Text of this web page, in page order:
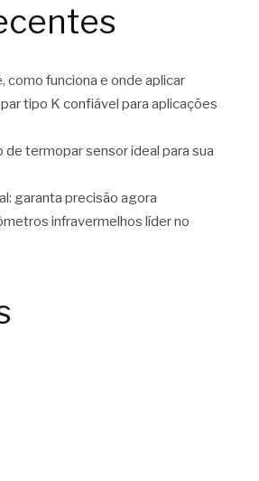
como funciona e onde aplicar
tipo K confiável para aplicações
termopar sensor ideal para sua
garanta precisão agora
infravermelhos líder no